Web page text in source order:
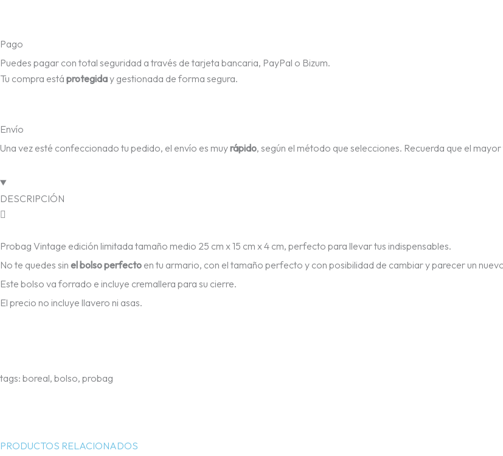
Pago
Puedes pagar con total seguridad a través de tarjeta bancaria, PayPal o Bizum.
Tu compra está protegiday gestionada de forma segura.
Envío
Una vez esté confeccionado tu pedido, el envío es muyrápido, según el método que selecciones. Recuerda que el
DESCRIPCIÓN
Probag Vintage edición limitada tamaño medio 25 cm x 15 cm x 4 cm, perfecto para llevar tus indispensables.
No te quedes sin el bolso perfecto en tu armario, con el tamaño perfecto y con posibilidad de cambiar y parecer un
Este bolso va forrado e incluye cremallera para su cierre.
El precio no incluye llavero ni asas.
tags: boreal, bolso, probag
PRODUCTOS RELACIONADOS